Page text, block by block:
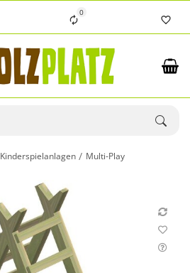
0
Kinderspielanlagen Multi-Play